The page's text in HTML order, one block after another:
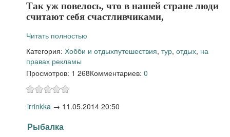
Так уж повелось, что в нашей стране люди
считают себя счастливчиками,
Читать полностью
Категория: Хобби и отдыхпутешествия, тур, отдых, на
правах рекламы
Просмотров: 1 268Комментариев: 0
irrinkka → 11.05.2014 20:50
Рыбалка